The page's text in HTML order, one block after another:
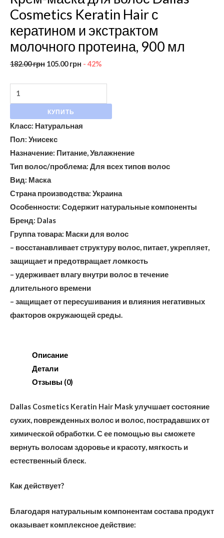
Cosmetics Keratin Hair с
кератином и экстрактом
молочного протеина, 900 мл
182.00грн 105.00грн - 42%
мл
КУПИТЬ
Класс: Натуральная
Пол: Унисекс
Назначение: Питание, Увлажнение
Тип волос/проблема: Для всех типов волос
Вид: Маска
Страна производства: Украина
Особенности: Содержит натуральные компоненты
Бренд: Dalas
Группа товара: Маски для волос
– восстанавливает структуру волос, питает, укрепляет,
защищает и предотвращает ломкость
– удерживает влагу внутри волос в течение
длительного времени
– защищает от пересушивания и влияния негативных
факторов окружающей среды.
Описание
Детали
Отзывы (0)
Dallas Cosmetics Keratin Hair Mask улучшает состояние
сухих, поврежденных волос и волос, пострадавших от
химической обработки. С ее помощью вы сможете
вернуть волосам здоровье и красоту, мягкость и
естественный блеск.
Как действует?
Благодаря натуральным компонентам состава продукт
оказывает комплексное действие: